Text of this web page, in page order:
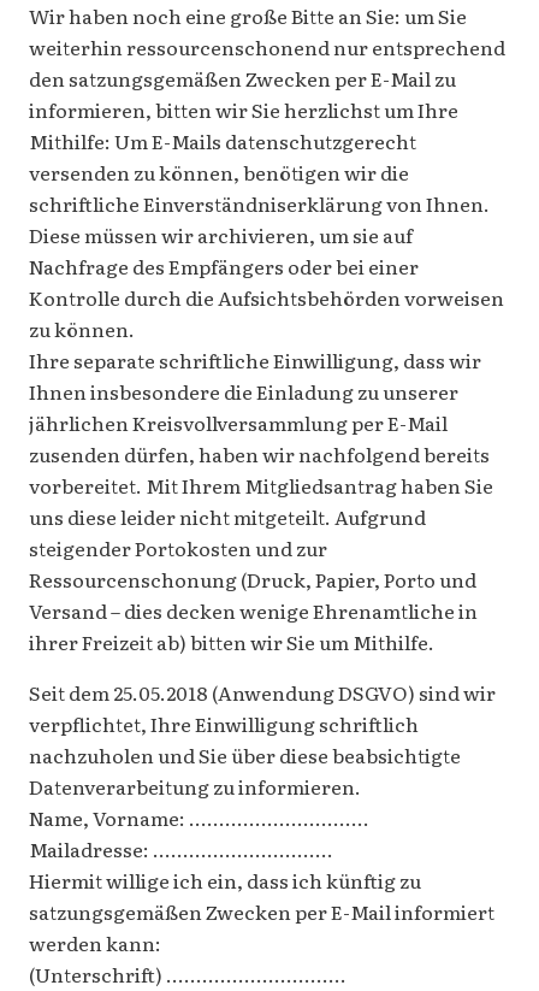
Wir haben noch eine große Bitte an Sie: um Sie
weiterhin ressourcenschonend nur entsprechend
den satzungsgemäßen Zwecken per E-Mail zu
informieren, bitten wir Sie herzlichst um Ihre
Mithilfe: Um E-Mails datenschutzgerecht
versenden zu können, benötigen wir die
schriftliche Einverständniserklärung von Ihnen.
Diese müssen wir archivieren, um sie auf
Nachfrage des Empfängers oder bei einer
Kontrolle durch die Aufsichtsbehörden vorweisen
zu können.
Ihre separate schriftliche Einwilligung, dass wir
Ihnen insbesondere die Einladung zu unserer
jährlichen Kreisvollversammlung per E-Mail
zusenden dürfen, haben wir nachfolgend bereits
vorbereitet. Mit Ihrem Mitgliedsantrag haben Sie
uns diese leider nicht mitgeteilt. Aufgrund
steigender Portokosten und zur
Ressourcenschonung (Druck, Papier, Porto und
Versand – dies decken wenige Ehrenamtliche in
ihrer Freizeit ab) bitten wir Sie um Mithilfe.
Seit dem 25.05.2018 (Anwendung DSGVO) sind wir
verpflichtet, Ihre Einwilligung schriftlich
nachzuholen und Sie über diese beabsichtigte
Datenverarbeitung zu informieren.
Name, Vorname: ..............................
Mailadresse: ..............................
Hiermit willige ich ein, dass ich künftig zu
satzungsgemäßen Zwecken per E-Mail informiert
werden kann:
(Unterschrift) ..............................